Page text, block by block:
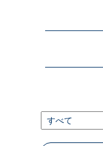
展示のお申し込み